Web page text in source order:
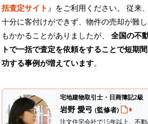
括査定サイト 』をご利用ください。 従来
十分に客付けができず、物件の売却が難
もかかることがありましたが、 全国の不
トで一括で査定を依頼をすることで短期
功する事例が増えています。
宅地建物取引士・日商簿記2級
岩野 愛弓 (監修者)
注文住宅会社で15年以上、不